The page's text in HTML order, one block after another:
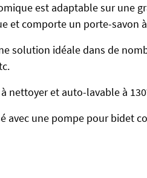
est adaptable sur une
et comporte un porte-savon
solution idéale dans de
nettoyer et auto-lavable à
avec une pompe pour bidet